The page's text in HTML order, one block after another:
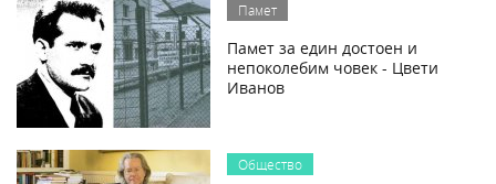
Памет
Памет за един достоен и
непоколебим човек - Цвети
Иванов
Общество